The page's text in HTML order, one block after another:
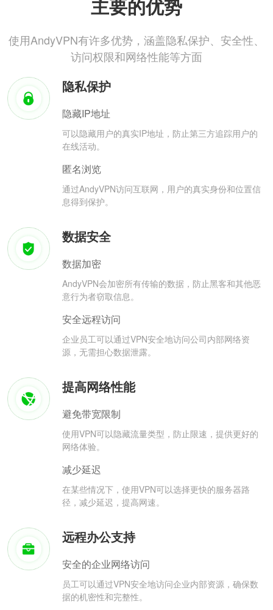
主要的优势
使用AndyVPN有许多优势，涵盖隐私保护、安全性、
访问权限和网络性能等方面
隐私保护
隐藏IP地址
可以隐藏用户的真实IP地址，防止第三方追踪用户的
在线活动。
匿名浏览
通过AndyVPN访问互联网，用户的真实身份和位置信
息得到保护。
数据安全
数据加密
AndyVPN会加密所有传输的数据，防止黑客和其他恶
意行为者窃取信息。
安全远程访问
企业员工可以通过VPN安全地访问公司内部网络资
源，无需担心数据泄露。
提高网络性能
避免带宽限制
使用VPN可以隐藏流量类型，防止限速，提供更好的
网络体验。
减少延迟
在某些情况下，使用VPN可以选择更快的服务器路
径，减少延迟，提高网速。
远程办公支持
安全的企业网络访问
员工可以通过VPN安全地访问企业内部资源，确保数
据的机密性和完整性。